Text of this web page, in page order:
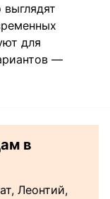
для
—
в
Леонтий,